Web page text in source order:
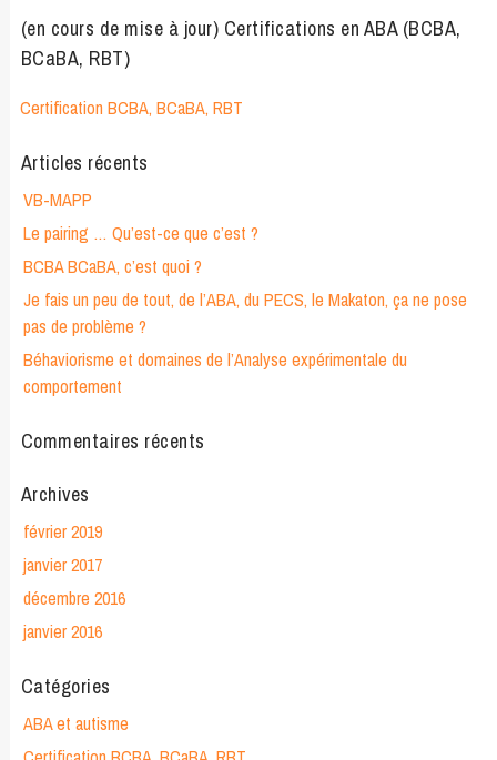
(en cours de mise à jour) Certifications en ABA (BCBA,
BCaBA, RBT)
Certification BCBA, BCaBA, RBT
Articles récents
VB-MAPP
Le pairing … Qu’est-ce que c’est ?
BCBA BCaBA, c’est quoi ?
Je fais un peu de tout, de l’ABA, du PECS, le Makaton, ça ne pose
pas de problème ?
Béhaviorisme et domaines de l’Analyse expérimentale du
comportement
Commentaires récents
Archives
février 2019
janvier 2017
décembre 2016
janvier 2016
Catégories
ABA et autisme